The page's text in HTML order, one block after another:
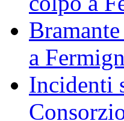
a
Incidenti